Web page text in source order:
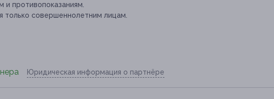
и противопоказаниям.
только совершеннолетним лицам.
Юридическая информация о партнёре